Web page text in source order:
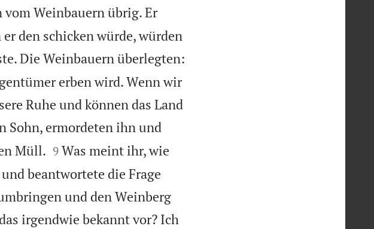
vom Weinbauern übrig. Er
den schicken würde, würden
Die Weinbauern überlegten:
erben wird. Wenn wir
Ruhe und können das Land
Sohn, ermordeten ihn und
Müll.
9 Was meint ihr, wie
beantwortete die Frage
und den Weinberg
irgendwie bekannt vor? Ich